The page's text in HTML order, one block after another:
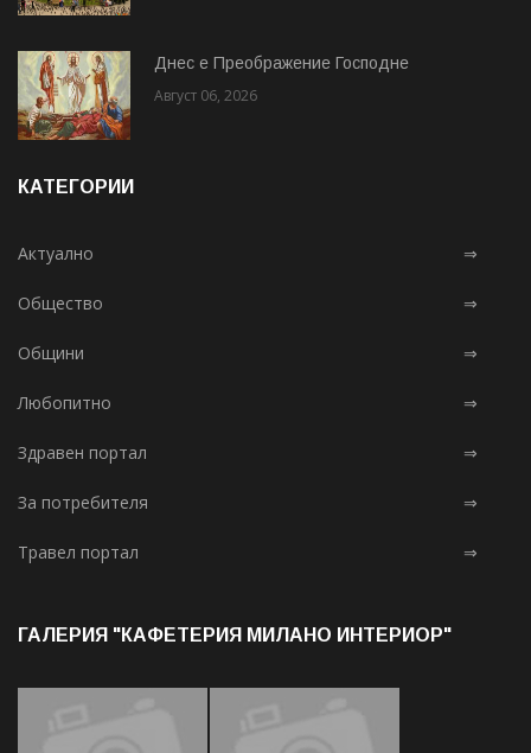
Днес е Преображение Господне
Август 06, 2026
КАТЕГОРИИ
Актуално ⇒
Общество ⇒
Общини ⇒
Любопитно ⇒
Здравен портал ⇒
За потребителя ⇒
Травел портал ⇒
ГАЛЕРИЯ "КАФЕТЕРИЯ МИЛАНО ИНТЕРИОР"